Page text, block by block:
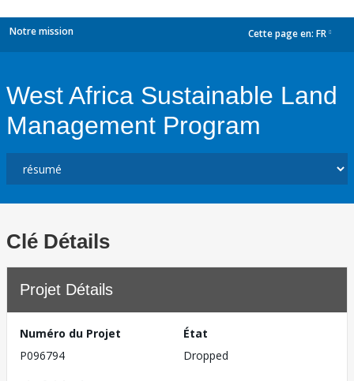
Notre mission Cette page en: FR
West Africa Sustainable Land
Management Program
Clé Détails
Projet Détails
Numéro du Projet
P096794
État
Dropped